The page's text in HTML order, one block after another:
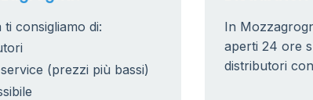
consigliamo di:
(prezzi più bassi)
In
aperti 24 ore
distributori